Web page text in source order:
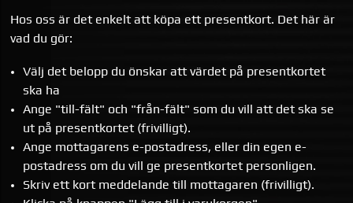
Hos oss är det enkelt att köpa ett presentkort. Det här är
vad du gör:
Välj det belopp du önskar att värdet på presentkortet
ska ha
Ange "till-fält" och "från-fält" som du vill att det ska se
ut på presentkortet (frivilligt).
Ange mottagarens e-postadress, eller din egen e-
postadress om du vill ge presentkortet personligen.
Skriv ett kort meddelande till mottagaren (frivilligt).